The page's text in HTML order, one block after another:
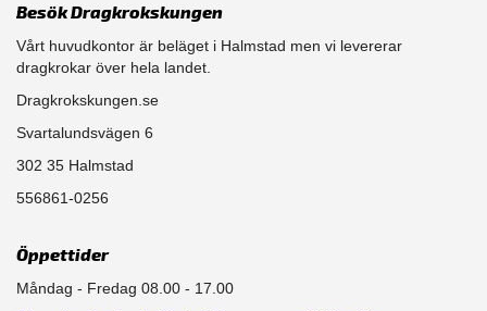
Besök Dragkrokskungen
Vårt huvudkontor är beläget i Halmstad men vi levererar
dragkrokar över hela landet.
Dragkrokskungen.se
Svartalundsvägen 6
302 35 Halmstad
556861-0256
Öppettider
Måndag - Fredag 08.00 - 17.00